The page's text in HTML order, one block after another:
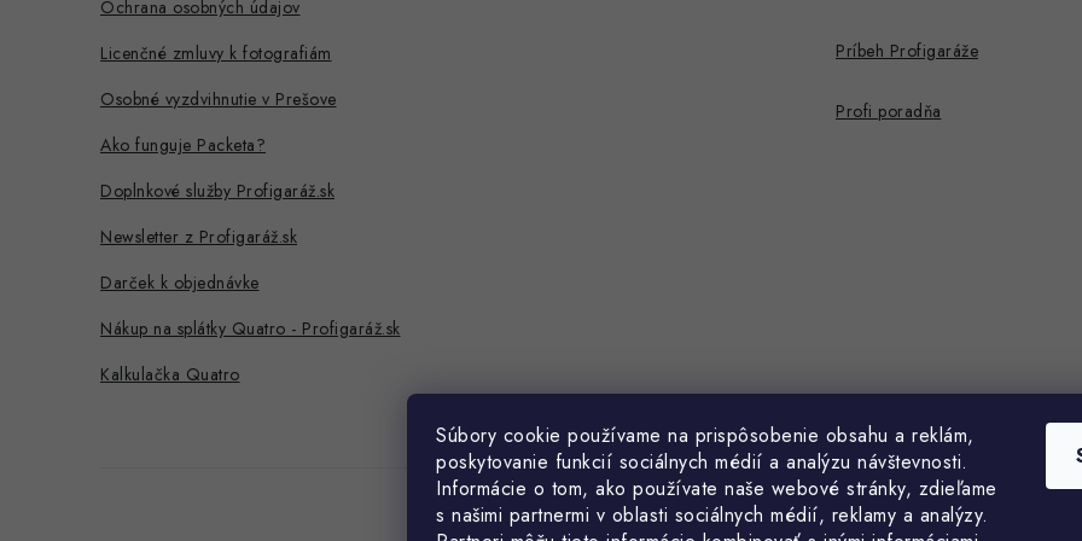
Súbory cookie používame na prispôsobenie obsahu a reklám,
poskytovanie funkcií sociálnych médií a analýzu návštevnosti.
Informácie o tom, ako používate naše webové stránky, zdieľame
s našimi partnermi v oblasti sociálnych médií, reklamy a analýzy.
Ochrana osobných údajov
Licenčné zmluvy k fotografiám
Osobné vyzdvihnutie v Prešove
Ako funguje Packeta?
Doplnkové služby Profigaráž.sk
Newsletter z Profigaráž.sk
Darček k objednávke
Nákup na splátky Quatro - Profigaráž.sk
Kalkulačka Quatro
Príbeh Profigaráže
Profi poradňa
Profigaráž.cz Heureka.sk